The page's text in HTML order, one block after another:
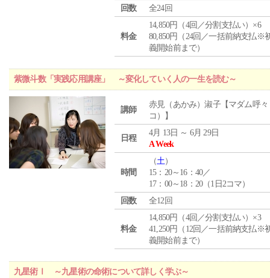
回数
全24回
料金
14,850円（4回／分割支払い）×6
80,850円（24回／一括前納支払※
義開始前まで）
紫微斗数「実践応用講座」 ～変化していく人の一生を読む～
講師
赤見（あかみ）淑子【マダム呼々
コ）】
日程
4月 13日 ～ 6月 29日
A Week
時間
（土）
15：20～16：40／
17：00～18：20（1日2コマ）
回数
全12回
料金
14,850円（4回／分割支払い）×3
41,250円（12回／一括前納支払※
義開始前まで）
九星術Ⅰ ～九星術の命術について詳しく学ぶ～